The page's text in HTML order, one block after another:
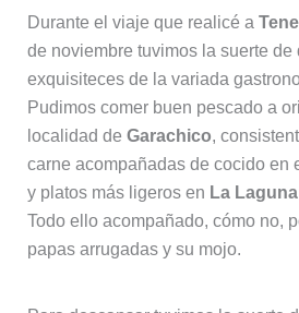
Durante el viaje que realicé a
de noviembre tuvimos la suerte de
exquisiteces de la variada
Pudimos comer buen pescado a
localidad de Garachico,
carne acompañadas de cocido en
y platos más ligeros en La Laguna
Todo ello acompañado, cómo no,
papas arrugadas y su mojo.